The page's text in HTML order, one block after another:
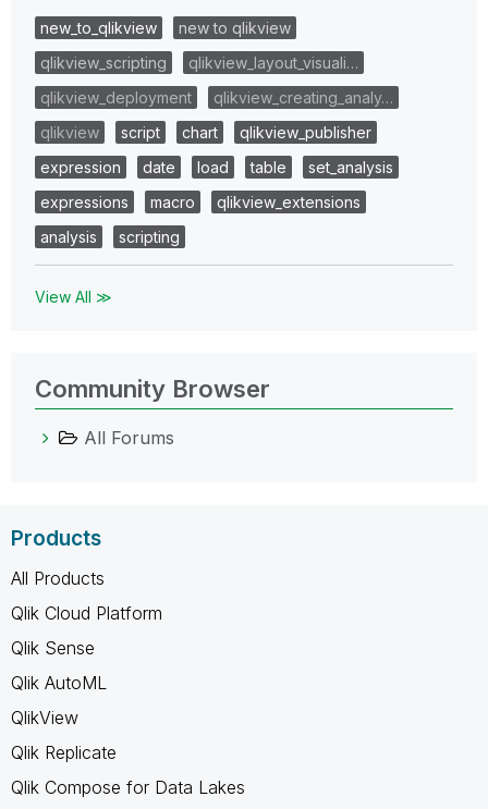
new_to_qlikview
new to qlikview
qlikview_scripting
qlikview_layout_visuali…
qlikview_deployment
qlikview_creating_analy…
qlikview
script chart
qlikview_publisher
expression
date load table
set_analysis
expressions
macro
qlikview_extensions
analysis
scripting
View All ≫
Community Browser
All Forums
Products
All Products
Qlik Cloud Platform
Qlik Sense
Qlik AutoML
QlikView
Qlik Replicate
Qlik Compose for Data Lakes